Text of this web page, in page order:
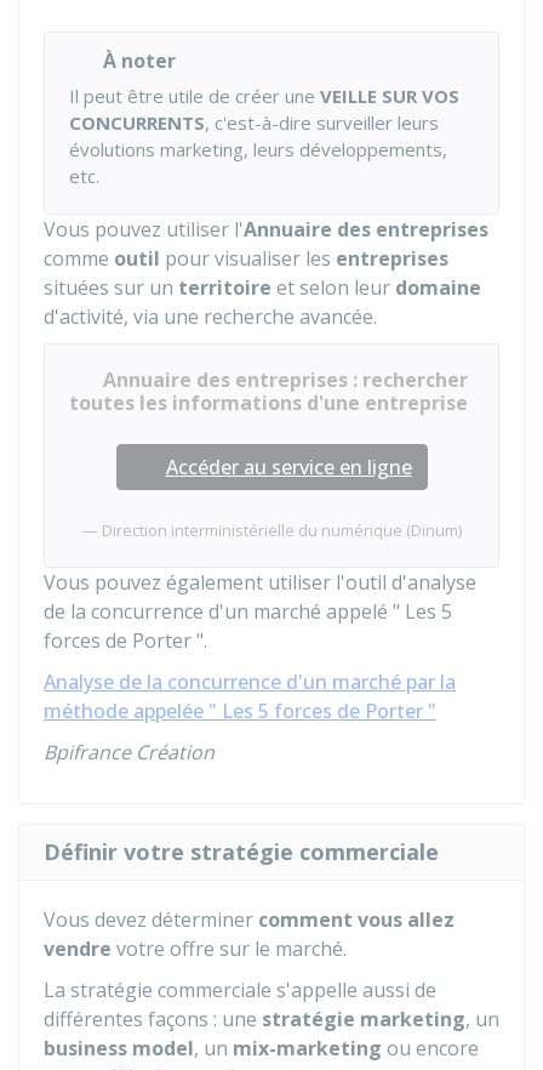
À noter
Il peut être utile de créer une VEILLE SUR VOS
CONCURRENTS, c'est-à-dire surveiller leurs
évolutions marketing, leurs développements,
etc.
Vous pouvez utiliser l'Annuaire des entreprises
comme outil pour visualiser les entreprises
situées sur un territoire et selon leur domaine
d'activité, via une recherche avancée.
Annuaire des entreprises : rechercher
toutes les informations d'une entreprise
Accéder au service en ligne
Direction interministérielle du numérique (Dinum)
Vous pouvez également utiliser l'outil d'analyse
de la concurrence d'un marché appelé " Les 5
forces de Porter ".
Analyse de la concurrence d'un marché par la
méthode appelée " Les 5 forces de Porter "
Bpifrance Création
Définir votre stratégie commerciale
Vous devez déterminer comment vous allez
vendre votre offre sur le marché.
La stratégie commerciale s'appelle aussi de
différentes façons : une stratégie marketing, un
business model, un mix-marketing ou encore